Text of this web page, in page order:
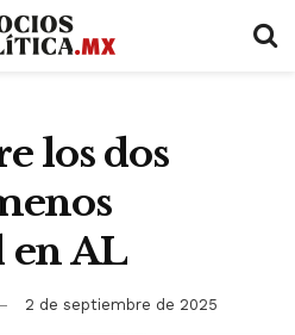
los dos
en AL
2 de septiembre de 2025